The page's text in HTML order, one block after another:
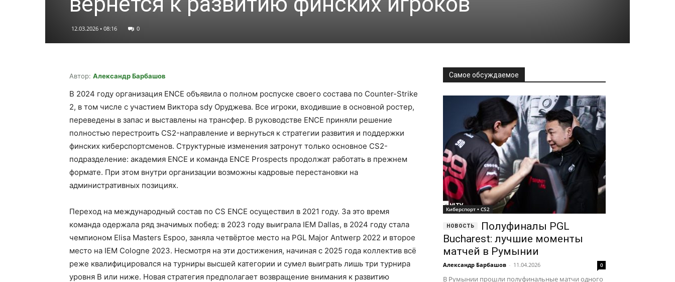
12.03.2026 • 08:16 0
Автор: Александр Барбашов
В 2024 году организация ENCE объявила о полном роспуске своего состава по Counter-Strike
2, в том числе с участием Виктора sdy Оруджева. Все игроки, входившие в основной ростер,
переведены в запас и выставлены на трансфер. В руководстве ENCE приняли решение
полностью перестроить CS2-направление и вернуться к стратегии развития и поддержки
финских киберспортсменов. Структурные изменения затронут только основное CS2-
подразделение: академия ENCE и команда ENCE Prospects продолжат работать в прежнем
формате. При этом внутри организации возможны кадровые перестановки на
административных позициях.
Переход на международный состав по CS ENCE осуществил в 2021 году. За это время
команда одержала ряд значимых побед: в 2023 году выиграла IEM Dallas, в 2024 году стала
чемпионом Elisa Masters Espoo, заняла четвёртое место на PGL Major Antwerp 2022 и второе
место на IEM Cologne 2023. Несмотря на эти достижения, начиная с 2025 года коллектив всё
реже квалифицировался на турниры высшей категории и сумел выиграть лишь три турнира
уровня B или ниже. Новая стратегия предполагает возвращение внимания к развитию
Самое обсуждаемое
Киберспорт • CS2
Полуфиналы PGL
Bucharest: лучшие моменты
матчей в Румынии
Александр Барбашов - 11.04.2026 0
В Румынии прошли полуфинальные матчи одного